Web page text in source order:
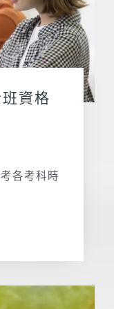
資格
各考科時